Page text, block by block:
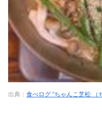
出典： 食べログ “ちゃんこ芝松 （